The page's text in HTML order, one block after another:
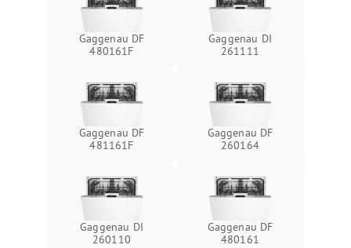
Gaggenau DF
480161F
Gaggenau DI
261111
Gaggenau DF
481161F
Gaggenau DF
260164
Gaggenau DI
260110
Gaggenau DF
480161